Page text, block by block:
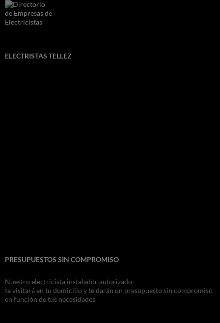
ELECTRISTAS TELLEZ
PRESUPUESTOS SIN COMPROMISO
Nuestro electricista instalador autorizado
te visitará en tu domicilio y te darán un presupuesto sin compromiso
en función de tus necesidades